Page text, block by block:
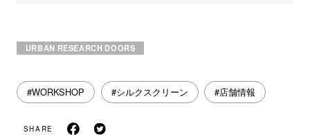
URBAN RESEARCH DOORS
#WORKSHOP #シルクスクリーン #店舗情報
SHARE